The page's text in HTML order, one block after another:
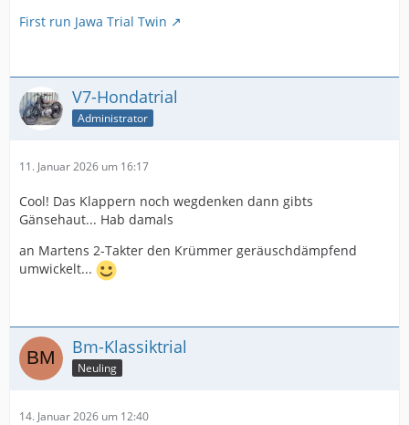
First run Jawa Trial Twin
V7-Hondatrial
Administrator
11. Januar 2026 um 16:17
Cool! Das Klappern noch wegdenken dann gibts
Gänsehaut... Hab damals
an Martens 2-Takter den Krümmer geräuschdämpfend
umwickelt...
Bm-Klassiktrial
Neuling
14. Januar 2026 um 12:40